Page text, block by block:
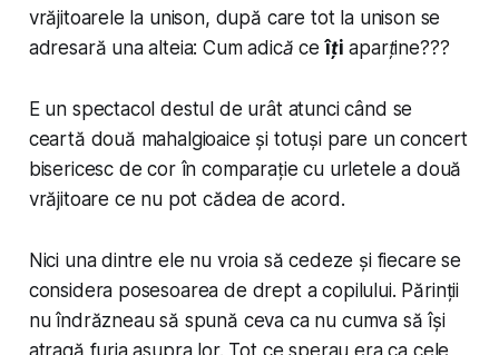
vrăjitoarele la unison, după care tot la unison se
adresară una alteia:Cum adică ceîți aparține???
E un spectacol destul de urât atunci când se
ceartă două mahalgioaice și totuși pare un concert
bisericesc de cor în comparație cu urletele a două
vrăjitoare ce nu pot cădea de acord.
Nici una dintre ele nu vroia să cedeze și fiecare se
considera posesoarea de drept a copilului. Părinții
nu îndrăzneau să spună ceva ca nu cumva să își
atragă furia asupra lor. Tot ce sperau era ca cele